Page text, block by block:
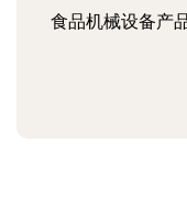
食品机械设备产